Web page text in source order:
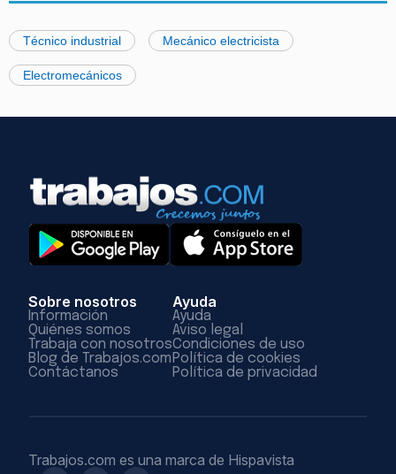
Técnico industrial Mecánico electricista
Electromecánicos
Sobre nosotros
Información
Quiénes somos
Trabaja con nosotros
Blog de Trabajos.com
Contáctanos
Ayuda
Ayuda
Aviso legal
Condiciones de uso
Política de cookies
Política de privacidad
Trabajos.com es una marca de Hispavista